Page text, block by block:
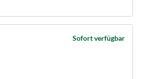
Sofort verfügbar